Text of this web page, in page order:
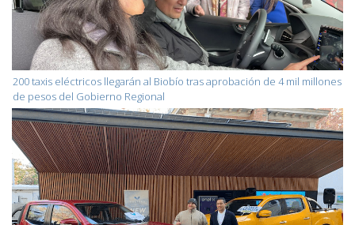
200 taxis eléctricos llegarán al Biobío tras aprobación de 4 mil millones
de pesos del Gobierno Regional